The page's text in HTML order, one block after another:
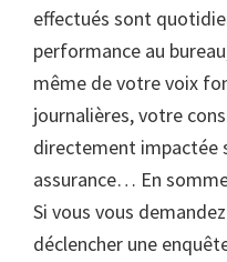
effectués sont
performance au
même de votre voix
journalières, votre
directement impactée
assurance… En
Si vous vous
déclencher une